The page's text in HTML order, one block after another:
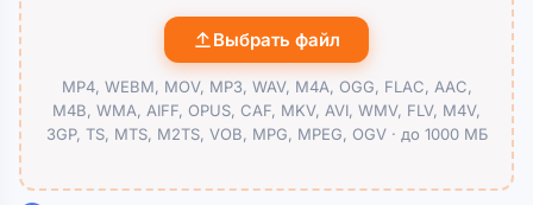
Выбрать файл
MP4, WEBM, MOV, MP3, WAV, M4A, OGG, FLAC, AAC,
M4B, WMA, AIFF, OPUS, CAF, MKV, AVI, WMV, FLV, M4V,
3GP, TS, MTS, M2TS, VOB, MPG, MPEG, OGV · до 1000 МБ